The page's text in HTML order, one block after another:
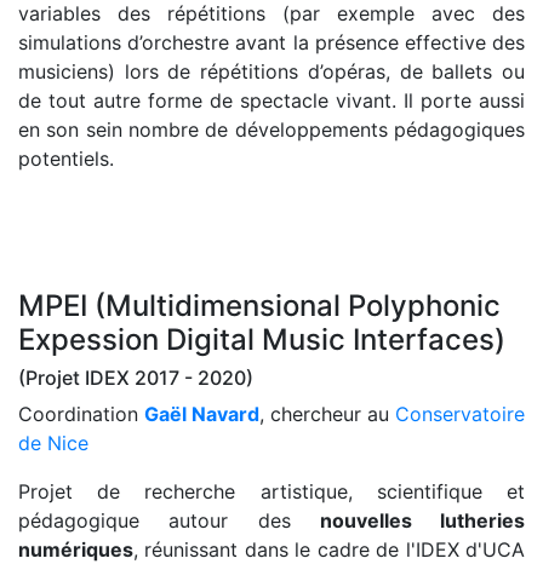
variables des répétitions (par exemple avec des
simulations d’orchestre avant la présence effective des
musiciens) lors de répétitions d’opéras, de ballets ou
de tout autre forme de spectacle vivant. Il porte aussi
en son sein nombre de développements pédagogiques
potentiels.
MPEI (Multidimensional Polyphonic
Expession Digital Music Interfaces)
(Projet IDEX 2017 - 2020)
Coordination Gaël Navard, chercheur au Conservatoire
de Nice
Projet de recherche artistique, scientifique et
pédagogique autour des nouvelles lutheries
numériques, réunissant dans le cadre de l'IDEX d'UCA